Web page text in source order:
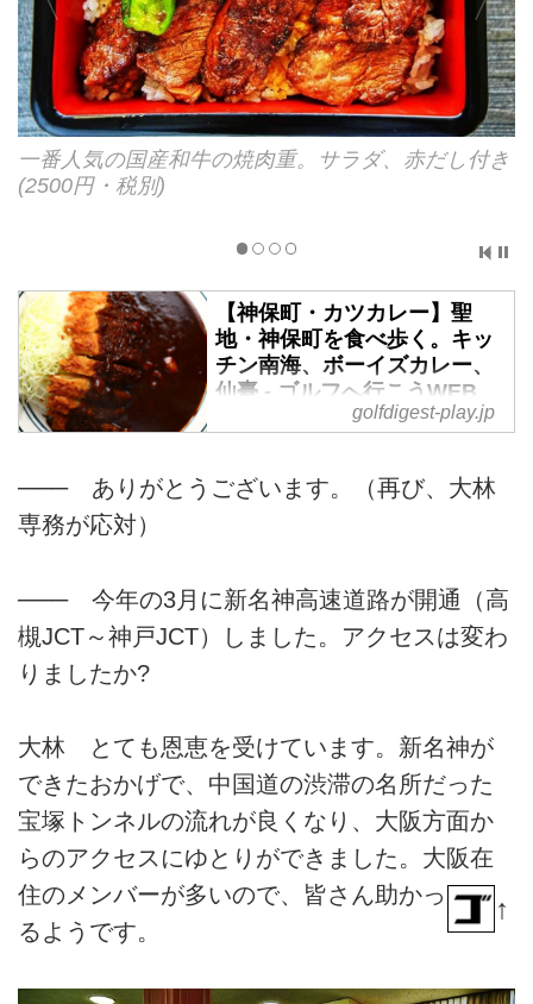
一番人気の国産和牛の焼肉重。サラダ、赤だし付き
(2500円・税別)
【神保町・カツカレー】聖
地・神保町を食べ歩く。キッ
チン南海、ボーイズカレー、
仙臺 - ゴルフへ行こうWEB
by ゴルフダイジェスト
レーライス。「何にしようか
となりに何気なく「俺はここだ
よ!」と呼びかけているのが、ち
ょっとリッチな「カツカレー」
がせている3店を食べ比べてみま
しょう。
golfdigest-play.jp
─── ありがとうございます。（再び、大林
専務が応対）
─── 今年の3月に新名神高速道路が開通（高
槻JCT～神戸JCT）しました。アクセスは変わ
りましたか?
大林 とても恩恵を受けています。新名神が
できたおかげで、中国道の渋滞の名所だった
宝塚トンネルの流れが良くなり、大阪方面か
らのアクセスにゆとりができました。大阪在
住のメンバーが多いので、皆さん助かってい
るようです。
↑